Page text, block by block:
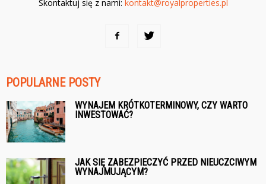
Skontaktuj się z nami: kontakt@royalproperties.pl
POPULARNE POSTY
WYNAJEM KRÓTKOTERMINOWY, CZY WARTO
INWESTOWAĆ?
JAK SIĘ ZABEZPIECZYĆ PRZED NIEUCZCIWYM
WYNAJMUJĄCYM?